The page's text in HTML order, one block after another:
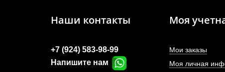
Наши контакты
+7 (924) 583-98-99
Напишите нам
Моя
Мои заказы
Моя личная